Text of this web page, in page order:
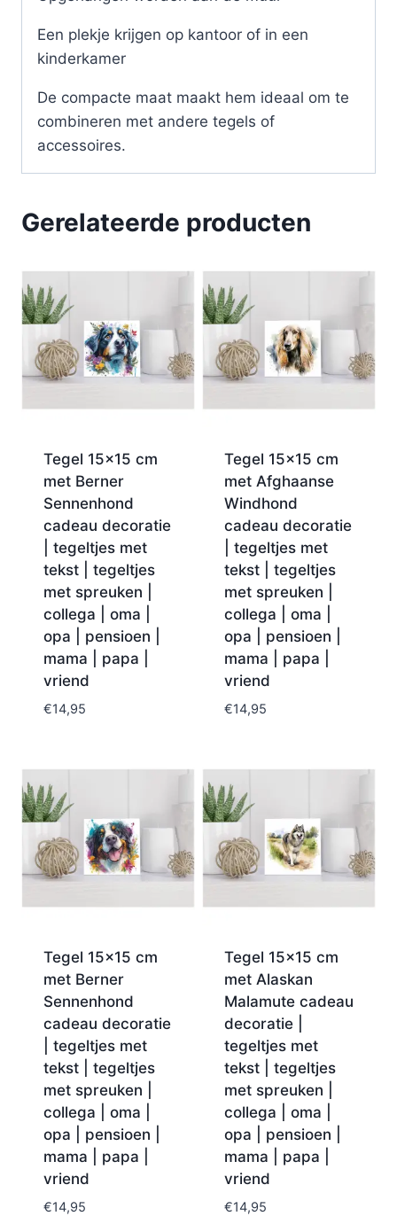
Een plekje krijgen op kantoor of in een
kinderkamer
De compacte maat maakt hem ideaal om te
combineren met andere tegels of
accessoires.
Gerelateerde producten
Tegel 15×15 cm
met Berner
Sennenhond
cadeau decoratie
| tegeltjes met
tekst | tegeltjes
met spreuken |
collega | oma |
opa | pensioen |
mama | papa |
vriend
€14,95
Tegel 15×15 cm
met Afghaanse
Windhond
cadeau decoratie
| tegeltjes met
tekst | tegeltjes
met spreuken |
collega | oma |
opa | pensioen |
mama | papa |
vriend
€14,95
Tegel 15×15 cm
met Berner
Sennenhond
cadeau decoratie
| tegeltjes met
tekst | tegeltjes
met spreuken |
collega | oma |
opa | pensioen |
mama | papa |
vriend
€14,95
Tegel 15×15 cm
met Alaskan
Malamute cadeau
decoratie |
tegeltjes met
tekst | tegeltjes
met spreuken |
collega | oma |
opa | pensioen |
mama | papa |
vriend
€14,95